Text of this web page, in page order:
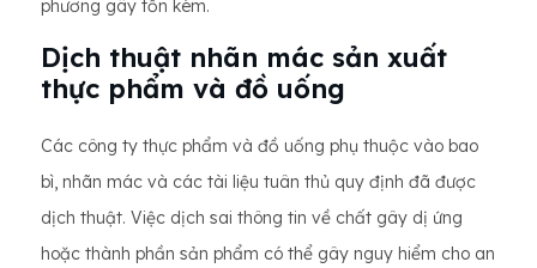
phương gây tốn kém.
Dịch thuật nhãn mác sản xuất
thực phẩm và đồ uống
Các công ty thực phẩm và đồ uống phụ thuộc vào bao
bì, nhãn mác và các tài liệu tuân thủ quy định đã được
dịch thuật. Việc dịch sai thông tin về chất gây dị ứng
hoặc thành phần sản phẩm có thể gây nguy hiểm cho an